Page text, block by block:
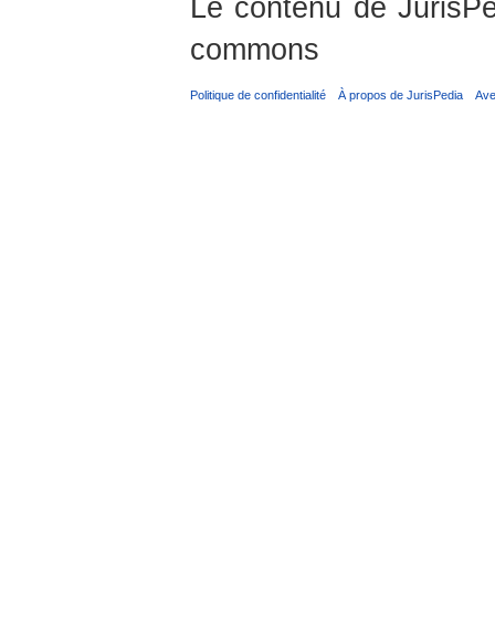
commons
Politique de confidentialité À propos de JurisPedia